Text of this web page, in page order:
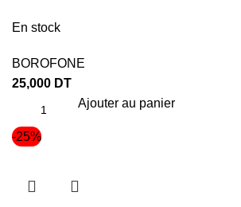
En stock
BOROFONE
25,000 DT
Ajouter au panier
-25%